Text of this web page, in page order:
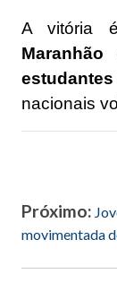
A vitória
Maranhão
nacionais
Próximo:
movimentada